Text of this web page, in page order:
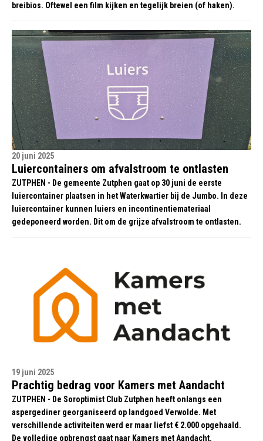
breibios. Oftewel een film kijken en tegelijk breien (of haken).
20 juni 2025
Luiercontainers om afvalstroom te ontlasten
ZUTPHEN - De gemeente Zutphen gaat op 30 juni de eerste
luiercontainer plaatsen in het Waterkwartier bij de Jumbo. In deze
luiercontainer kunnen luiers en incontinentiemateriaal
gedeponeerd worden. Dit om de grijze afvalstroom te ontlasten.
19 juni 2025
Prachtig bedrag voor Kamers met Aandacht
ZUTPHEN - De Soroptimist Club Zutphen heeft onlangs een
aspergediner georganiseerd op landgoed Verwolde. Met
verschillende activiteiten werd er maar liefst € 2.000 opgehaald.
De volledige opbrengst gaat naar Kamers met Aandacht.